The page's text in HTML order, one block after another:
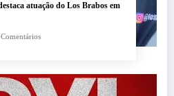
atuação do Los Brabos em